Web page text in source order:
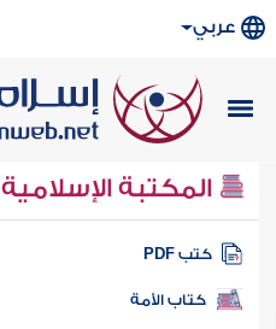
عربي
المكتبة الإسلامية
كتب PDF